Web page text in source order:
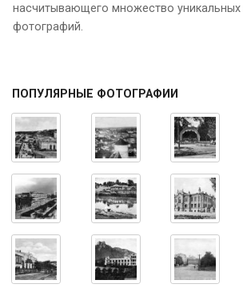
насчитывающего множество уникальных
фотографий.
ПОПУЛЯРНЫЕ ФОТОГРАФИИ